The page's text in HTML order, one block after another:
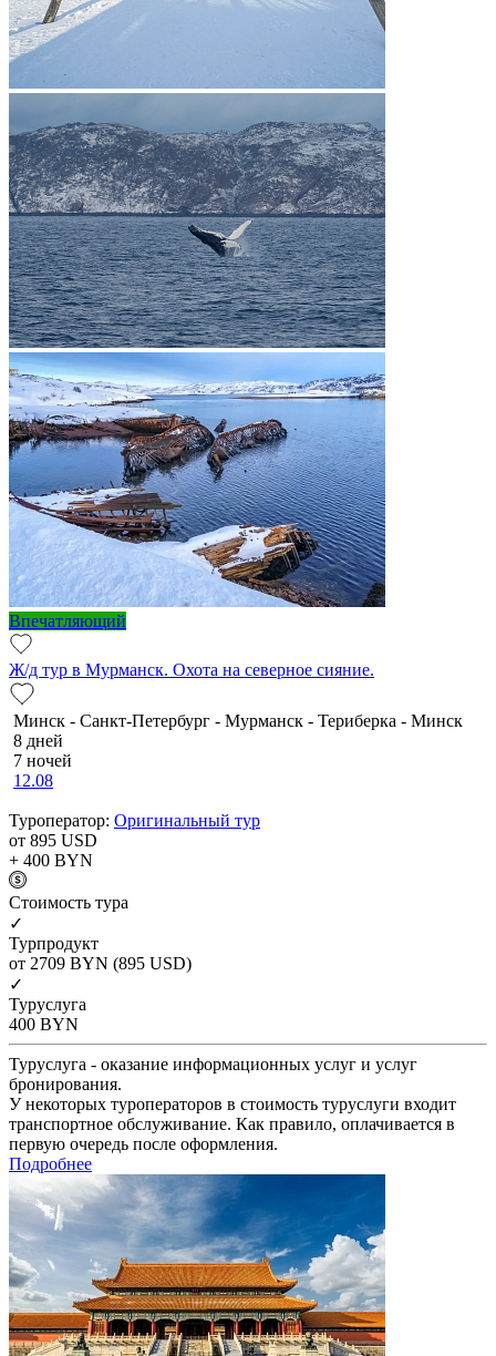
Впечатляющий
Ж/д тур в Мурманск. Охота на северное сияние.
Минск - Санкт-Петербург - Мурманск - Териберка - Минск
8 дней
7 ночей
12.08
Туроператор: Оригинальный тур
от 895 USD
+ 400 BYN
Cтоимость тура
✓
Турпродукт
от 2709 BYN (895 USD)
✓
Туруслуга
400 BYN
Туруслуга - оказание информационных услуг и услуг
бронирования.
У некоторых туроператоров в стоимость туруслуги входит
транспортное обслуживание. Как правило, оплачивается в
первую очередь после оформления.
Подробнее